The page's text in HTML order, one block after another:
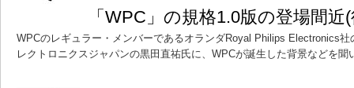
「WPC」の規格1.0版の登場間近
WPCのレギュラー・メンバーであるオランダRoyal Philips Electronics
レクトロニクスジャパンの黒田直祐氏に、WPCが誕生した背景などを聞